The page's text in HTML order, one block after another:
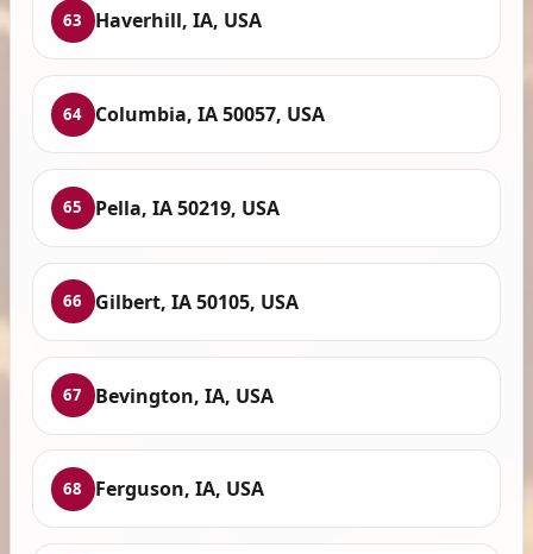
63 Haverhill, IA, USA
64 Columbia, IA 50057, USA
65 Pella, IA 50219, USA
66 Gilbert, IA 50105, USA
67 Bevington, IA, USA
68 Ferguson, IA, USA